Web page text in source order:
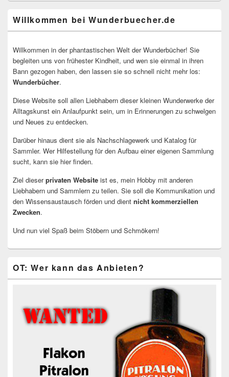
Willkommen bei Wunderbuecher.de
Willkommen in der phantastischen Welt der Wunderbücher! Sie
begleiten uns von frühester Kindheit, und wen sie einmal in ihren
Bann gezogen haben, den lassen sie so schnell nicht mehr los:
Wunderbücher.
Diese Website soll allen Liebhabern dieser kleinen Wunderwerke der
Alltagskunst ein Anlaufpunkt sein, um in Erinnerungen zu schwelgen
und Neues zu entdecken.
Darüber hinaus dient sie als Nachschlagewerk und Katalog für
Sammler. Wer Hilfestellung für den Aufbau einer eigenen Sammlung
sucht, kann sie hier finden.
Ziel dieserprivaten Website ist es, mein Hobby mit anderen
Liebhabern und Sammlern zu teilen. Sie soll die Kommunikation und
den Wissensaustausch förden und dient nicht kommerziellen
Zwecken.
Und nun viel Spaß beim Stöbern und Schmökern!
OT: Wer kann das Anbieten?